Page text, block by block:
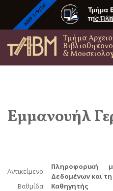
Τμήμα
&
Εμμανουήλ
Αντικείμενο:
Πληροφορική
Δεδομένων και
Βαθμίδα:
Καθηγητής